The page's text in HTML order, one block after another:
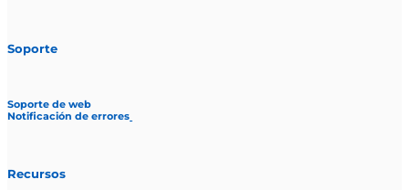
Soporte
Soporte de web
Notificación de errores
Recursos